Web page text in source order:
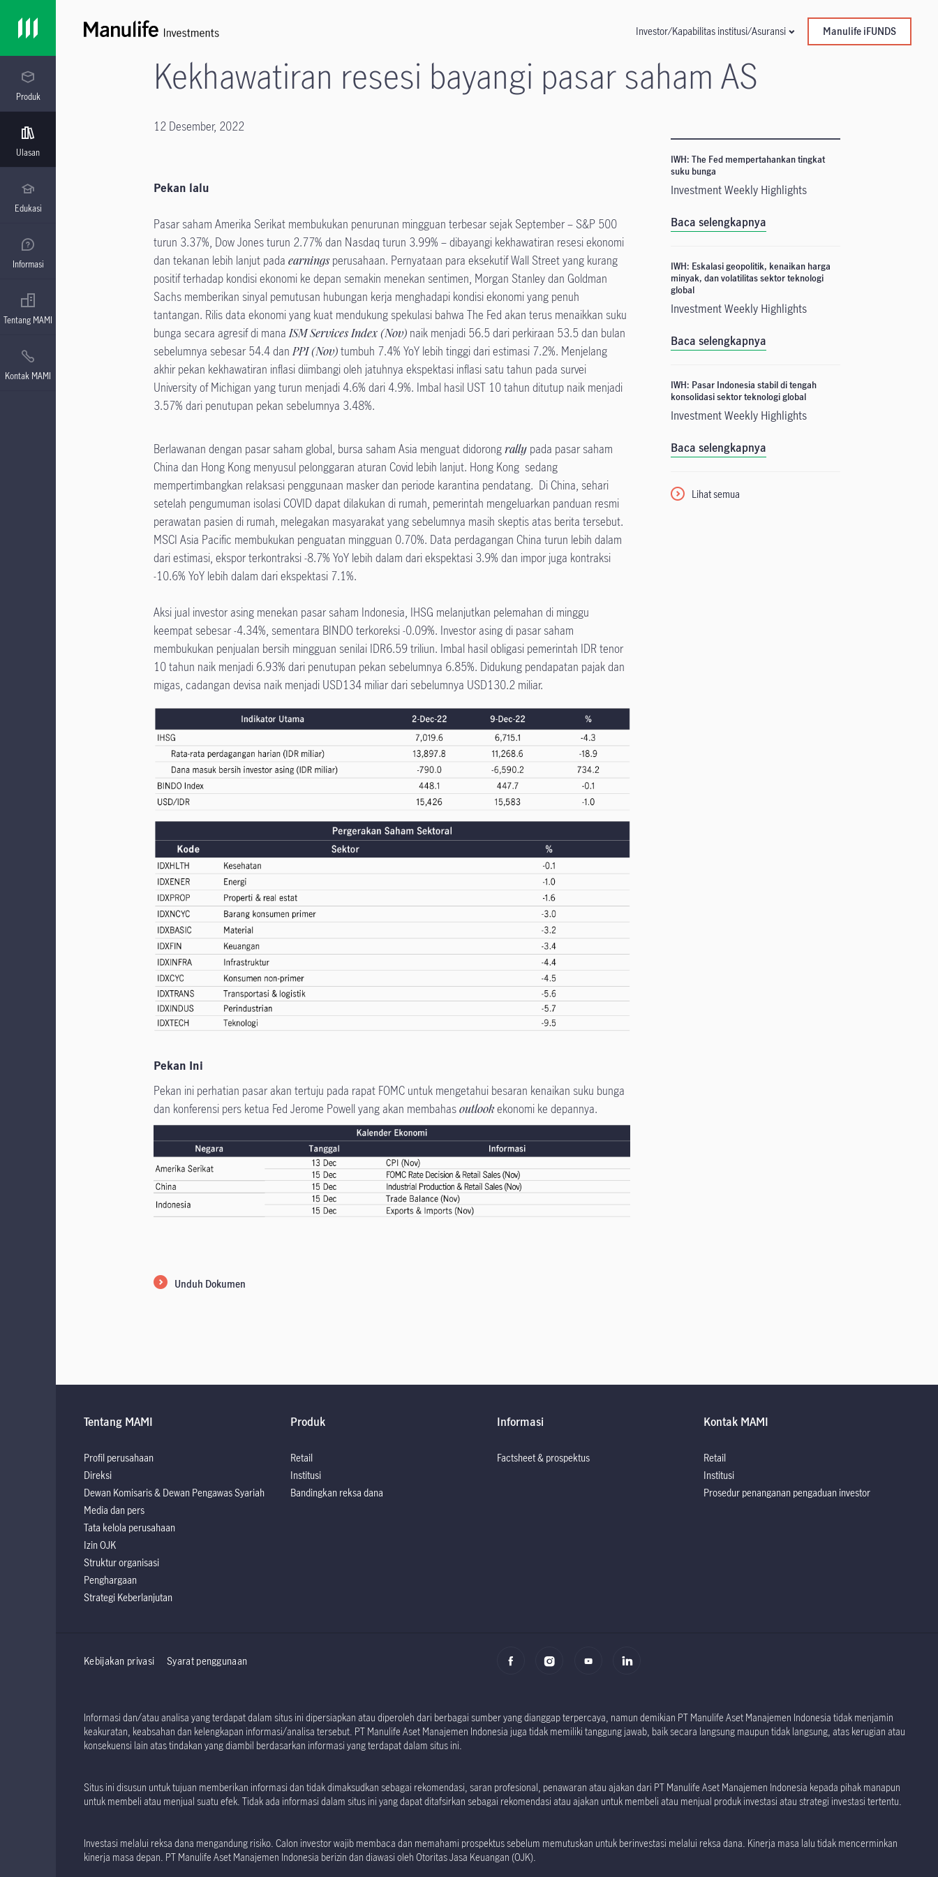
Produk
Ulasan
Edukasi
Informasi
Tentang MAMI
Kontak MAMI
Investor/Kapabilitas institusi/Asuransi Manulife iFUNDS
Kekhawatiran resesi bayangi pasar saham AS
12 Desember, 2022
​Pekan lalu
Pasar saham Amerika Serikat membukukan penurunan mingguan terbesar sejak September – S&P 500
turun 3.37%, Dow Jones turun 2.77% dan Nasdaq turun 3.99% – dibayangi kekhawatiran resesi ekonomi
dan tekanan lebih lanjut padaearningsperusahaan. Pernyataan para eksekutif Wall Street yang kurang
positif terhadap kondisi ekonomi ke depan semakin menekan sentimen, Morgan Stanley dan Goldman
Sachs memberikan sinyal pemutusan hubungan kerja menghadapi kondisi ekonomi yang penuh
tantangan. Rilis data ekonomi yang kuat mendukung spekulasi bahwa The Fed akan terus menaikkan suku
bunga secara agresif di manaISM Services Index (Nov) naik menjadi 56.5 dari perkiraan 53.5 dan bulan
sebelumnya sebesar 54.4 danPPI (Nov)tumbuh 7.4% YoY lebih tinggi dari estimasi 7.2%. Menjelang
akhir pekan kekhawatiran inflasi diimbangi oleh jatuhnya ekspektasi inflasi satu tahun pada survei
University of Michigan yang turun menjadi 4.6% dari 4.9%. Imbal hasil UST 10 tahun ditutup naik menjadi
3.57% dari penutupan pekan sebelumnya 3.48%.
Berlawanan dengan pasar saham global, bursa saham Asia menguat didorongrally pada pasar saham
China dan Hong Kong menyusul pelonggaran aturan Covid lebih lanjut. Hong Kong sedang
mempertimbangkan relaksasi penggunaan masker dan periode karantina pendatang. Di China, sehari
setelah pengumuman isolasi COVID dapat dilakukan di rumah, pemerintah mengeluarkan panduan resmi
perawatan pasien di rumah, melegakan masyarakat yang sebelumnya masih skeptis atas berita tersebut.
MSCI Asia Pacific membukukan penguatan mingguan 0.70%. Data perdagangan China turun lebih dalam
dari estimasi, ekspor terkontraksi -8.7% YoY lebih dalam dari ekspektasi 3.9% dan impor juga kontraksi
-10.6% YoY lebih dalam dari ekspektasi 7.1%.
Aksi jual investor asing menekan pasar saham Indonesia, IHSG melanjutkan pelemahan di minggu
keempat sebesar -4.34%, sementara BINDO terkoreksi -0.09%. Investor asing di pasar saham
membukukan penjualan bersih mingguan senilai IDR6.59 triliun. Imbal hasil obligasi pemerintah IDR tenor
10 tahun naik menjadi 6.93% dari penutupan pekan sebelumnya 6.85%. Didukung pendapatan pajak dan
migas, cadangan devisa naik menjadi USD134 miliar dari sebelumnya USD130.2 miliar.
IWH: The Fed mempertahankan tingkat
suku bunga
Investment Weekly Highlights
Baca selengkapnya
IWH: Eskalasi geopolitik, kenaikan harga
minyak, dan volatilitas sektor teknologi
global
Investment Weekly Highlights
Baca selengkapnya
IWH: Pasar Indonesia stabil di tengah
konsolidasi sektor teknologi global
Investment Weekly Highlights
Baca selengkapnya
Lihat semua
Pekan Ini
Pekan ini perhatian pasar akan tertuju pada rapat FOMC untuk mengetahui besaran kenaikan suku bunga
dan konferensi pers ketua Fed Jerome Powell yang akan membahasoutlookekonomi ke depannya.
Unduh Dokumen
Tentang MAMI
Profil perusahaan
Direksi
Dewan Komisaris & Dewan Pengawas Syariah
Media dan pers
Tata kelola perusahaan
Izin OJK
Struktur organisasi
Penghargaan
Strategi Keberlanjutan
Produk
Retail
Institusi
Bandingkan reksa dana
Informasi
Factsheet & prospektus
Kontak MAMI
Retail
Institusi
Prosedur penanganan pengaduan investor
Kebijakan privasi Syarat penggunaan
Informasi dan/atau analisa yang terdapat dalam situs ini dipersiapkan atau diperoleh dari berbagai sumber yang dianggap terpercaya, namun demikian PT Manulife Aset Manajemen Indonesia tidak menjamin
keakuratan, keabsahan dan kelengkapan informasi/analisa tersebut. PT Manulife Aset Manajemen Indonesia juga tidak memiliki tanggung jawab, baik secara langsung maupun tidak langsung, atas kerugian atau
konsekuensi lain atas tindakan yang diambil berdasarkan informasi yang terdapat dalam situs ini.
Situs ini disusun untuk tujuan memberikan informasi dan tidak dimaksudkan sebagai rekomendasi, saran profesional, penawaran atau ajakan dari PT Manulife Aset Manajemen Indonesia kepada pihak manapun
untuk membeli atau menjual suatu efek. Tidak ada informasi dalam situs ini yang dapat ditafsirkan sebagai rekomendasi atau ajakan untuk membeli atau menjual produk investasi atau strategi investasi tertentu.
Investasi melalui reksa dana mengandung risiko. Calon investor wajib membaca dan memahami prospektus sebelum memutuskan untuk berinvestasi melalui reksa dana. Kinerja masa lalu tidak mencerminkan
kinerja masa depan. PT Manulife Aset Manajemen Indonesia berizin dan diawasi oleh Otoritas Jasa Keuangan (OJK).